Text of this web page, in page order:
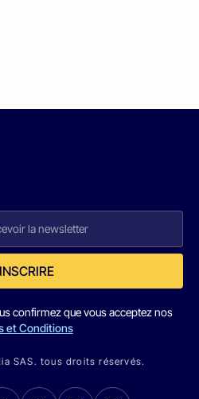
confirmez que vous acceptez nos
et Conditions
SAS. tous droits réservés.